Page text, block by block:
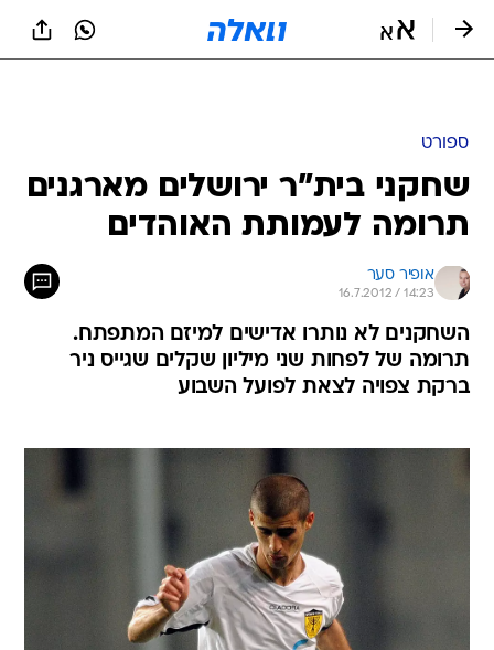
ספורט
שחקני בית"ר ירושלים מארגנים
תרומה לעמותת האוהדים
אופיר סער
16.7.2012 / 14:23
השחקנים לא נותרו אדישים למיזם המתפתח.
תרומה של לפחות שני מיליון שקלים שגייס ניר
ברקת צפויה לצאת לפועל השבוע